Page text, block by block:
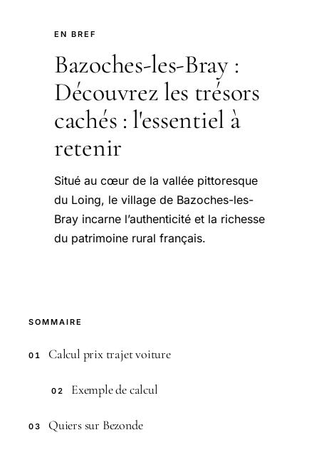
EN BREF
Bazoches-les-Bray :
Découvrez les trésors
cachés : l'essentiel à
retenir
Situé au cœur de la vallée pittoresque
du Loing, le village de Bazoches-les-
Bray incarne l’authenticité et la richesse
du patrimoine rural français.
SOMMAIRE
01 Calcul prix trajet voiture
02 Exemple de calcul
03 Quiers sur Bezonde